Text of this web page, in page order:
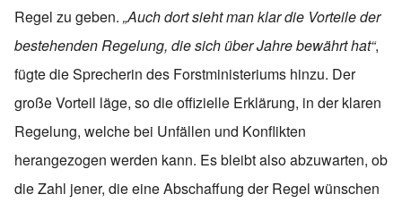
Regel zu geben. „Auch dort sieht man klar die Vorteile der
bestehenden Regelung, die sich über Jahre bewährt hat“,
fügte die Sprecherin des Forstministeriums hinzu. Der
große Vorteil läge, so die offizielle Erklärung, in der klaren
Regelung, welche bei Unfällen und Konflikten
herangezogen werden kann. Es bleibt also abzuwarten, ob
die Zahl jener, die eine Abschaffung der Regel wünschen